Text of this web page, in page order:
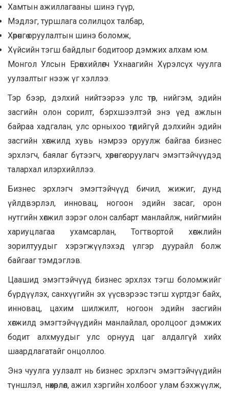
Хамтын ажиллагааны шинэ гүүр,
Мэдлэг, туршлага солилцох талбар,
Хөрөнгө оруулалтын шинэ боломж,
Хүйсийн тэгш байдлыг бодитоор дэмжих алхам юм.
Монгол Улсын Ерөнхийлөгч Ухнаагийн Хүрэлсүх чуулга
уулзалтыг нээж үг хэллээ.
Тэр бээр, дэлхий нийтээрээ улс төр, нийгэм, эдийн
засгийн олон сорилт, бэрхшээлтэй энэ үед ажлын
байраа хадгалан, улс орныхоо төдийгүй дэлхийн эдийн
засгийн хөгжилд хувь нэмрээ оруулж байгаа бизнес
эрхлэгч, баялаг бүтээгч, хөрөнгө оруулагч эмэгтэйчүүдэд
талархал илэрхийллээ.
Бизнес эрхлэгч эмэгтэйчүүд бичил, жижиг, дунд
үйлдвэрлэл, инновац, ногоон эдийн засаг, орон
нутгийн хөгжил зэрэг олон салбарт манлайлж, нийгмийн
хариуцлагаа ухамсарлан, Тогтвортой хөгжлийн
зорилтуудыг хэрэгжүүлэхэд үлгэр дуурайл болж
байгааг тэмдэглэв.
Цаашид эмэгтэйчүүд бизнес эрхлэх тэгш боломжийг
бүрдүүлэх, санхүүгийн эх үүсвэрээс тэгш хүртдэг байх,
инновац, цахим шилжилт, ногоон эдийн засгийн
хөгжилд эмэгтэйчүүдийн манлайлал, оролцоог дэмжих
бодит алхмуудыг улс орнууд цаг алдалгүй хийх
шаардлагатайг онцоллоо.
Энэ чуулга уулзалт нь бизнес эрхлэгч эмэгтэйчүүдийн
түншлэл, нөхөрлөл, ажил хэргийн холбоог улам бэхжүүлж,